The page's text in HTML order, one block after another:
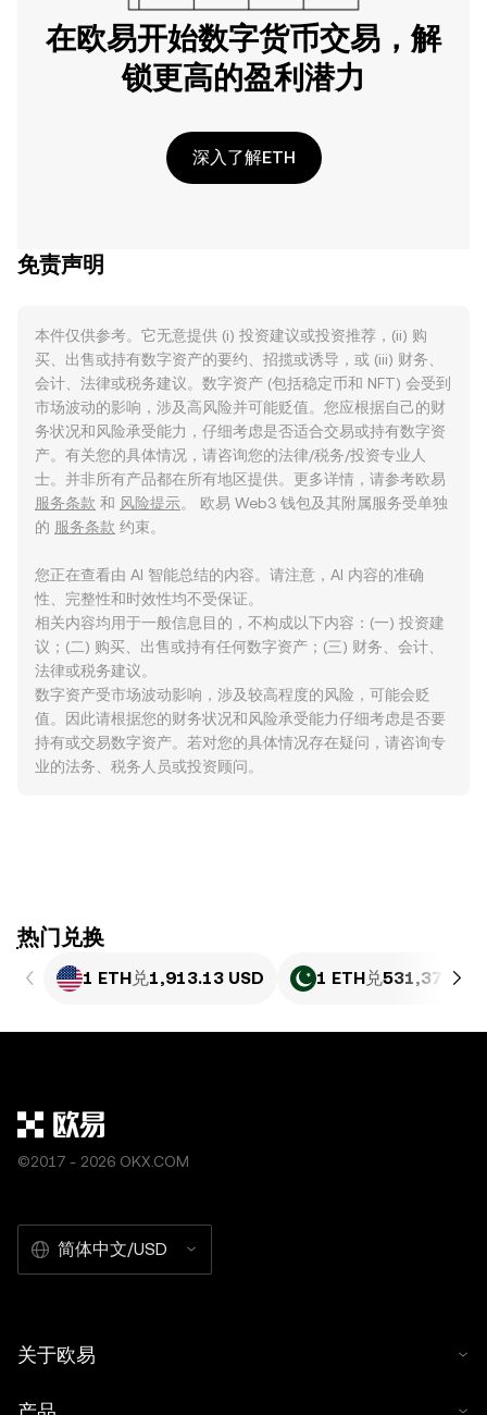
在欧易开始数字货币交易，解
锁更高的盈利潜力
深入了解ETH
免责声明
本件仅供参考。它无意提供 (i) 投资建议或投资推荐，(ii) 购
买、出售或持有数字资产的要约、招揽或诱导，或 (iii) 财务、
会计、法律或税务建议。数字资产 (包括稳定币和 NFT) 会受到
市场波动的影响，涉及高风险并可能贬值。您应根据自己的财
务状况和风险承受能力，仔细考虑是否适合交易或持有数字资
产。有关您的具体情况，请咨询您的法律/税务/投资专业人
士。并非所有产品都在所有地区提供。更多详情，请参考欧易
服务条款 和 风险提示。 欧易 Web3 钱包及其附属服务受单独
的 服务条款 约束。
您正在查看由 AI 智能总结的内容。请注意，AI 内容的准确
性、完整性和时效性均不受保证。
相关内容均用于一般信息目的，不构成以下内容：(一) 投资建
议；(二) 购买、出售或持有任何数字资产；(三) 财务、会计、
法律或税务建议。
数字资产受市场波动影响，涉及较高程度的风险，可能会贬
值。因此请根据您的财务状况和风险承受能力仔细考虑是否要
持有或交易数字资产。若对您的具体情况存在疑问，请咨询专
业的法务、税务人员或投资顾问。
ִִִִִִִִִִִִִִִִִִִִִִִִִִִִִִִִִִִִִִִִִִִִִִִִ热门兑换
1 ETH兑1,913.13 USD 1 ETH兑531,371.86
©2017 - 2026 OKX.COM
简体中文/USD
关于欧易